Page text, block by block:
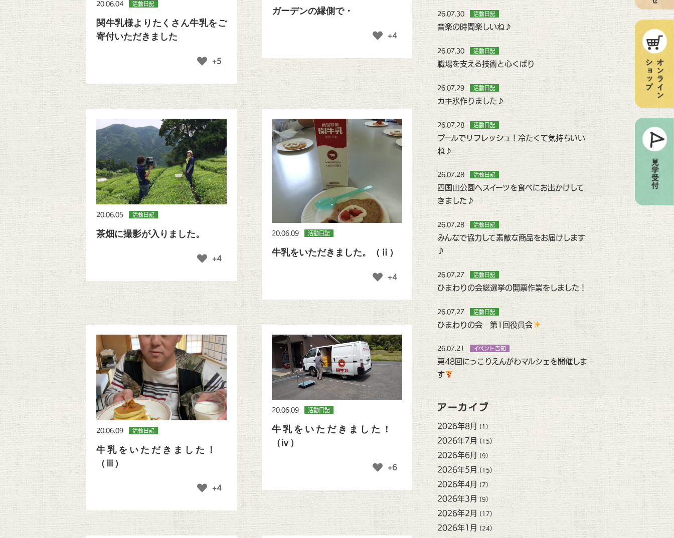
20.06.04 活動日記
関牛乳様よりたくさん牛乳をご
寄付いただきました
+5
ガーデンの縁側で・
+4
20.06.05 活動日記
茶畑に撮影が入りました。
+4
20.06.09 活動日記
牛乳をいただきました。（ⅱ）
+4
20.06.09 活動日記
牛乳をいただきました！
（ⅲ）
+4
20.06.09 活動日記
牛乳をいただきました！
（ⅳ）
+6
26.07.30 活動日記
音楽の時間楽しいね♪
26.07.30 活動日記
職場を支える技術と心くばり
26.07.29 活動日記
カキ氷作りました♪
26.07.28 活動日記
プールでリフレッシュ！冷たくて気持ちいい
ね♪
26.07.28 活動日記
四国山公園へスイーツを食べにお出かけして
きました♪
26.07.28 活動日記
みんなで協力して素敵な商品をお届けします
♪
26.07.27 活動日記
ひまわりの会総選挙の開票作業をしました！
26.07.27 活動日記
ひまわりの会 第1回役員会
26.07.21 イベント告知
第48回にっこりえんがわマルシェを開催しま
す
アーカイブ
2026年8月 (1)
2026年7月 (15)
2026年6月 (9)
2026年5月 (15)
2026年4月 (7)
2026年3月 (9)
2026年2月 (17)
2026年1月 (24)